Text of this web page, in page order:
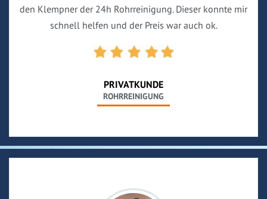
den Klempner der 24h Rohrreinigung. Dieser konnte mir
schnell helfen und der Preis war auch ok.
PRIVATKUNDE
ROHRREINIGUNG